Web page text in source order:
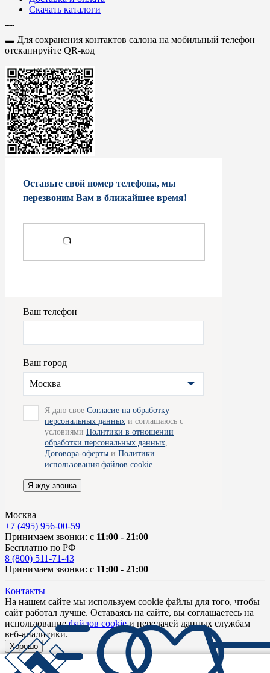
Скачать каталоги
Для сохранения контактов салона на мобильный телефон
отсканируйте QR-код
Оставьте свой номер телефона, мы
перезвоним Вам в ближайшее время!
Ваш телефон
Ваш город
Москва
Я даю свое Согласие на обработку
персональных данных и соглашаюсь с
условиями Политики в отношении
обработки персональных данных,
Договора-оферты и Политики
использования файлов cookie.
Я жду звонка
Москва
+7 (495) 956-00-59
Принимаем звонки: с 11:00 - 21:00
Бесплатно по РФ
8 (800) 511-71-43
Принимаем звонки: с 11:00 - 21:00
Контакты
На нашем сайте мы используем cookie файлы для того, чтобы
сайт работал лучше. Оставаясь на сайте, вы соглашаетесь на
использованиефайлов cookieи передачей данных службам
веб-аналитики.
Хорошо